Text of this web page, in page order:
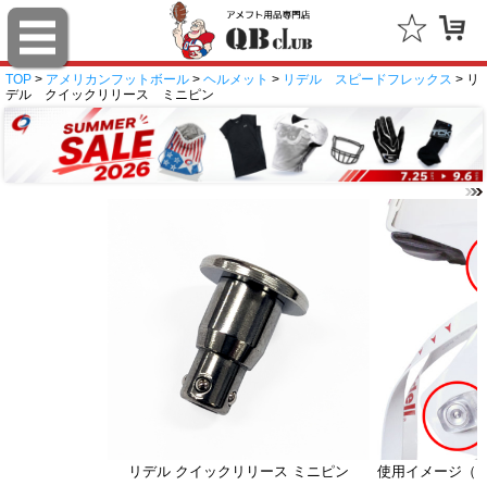
TOP > アメリカンフットボール > ヘルメット > リデル スピードフレックス > リ
デル クイックリリース ミニピン
リデル クイックリリース ミニピン 使用イメージ（